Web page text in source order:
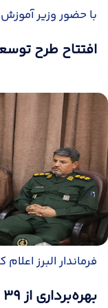
با حضور وزیر
افتتاح طرح
فرماندار البرز اعلام